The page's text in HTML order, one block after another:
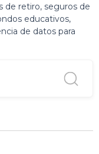
de retiro, seguros de
educativos,
de datos para